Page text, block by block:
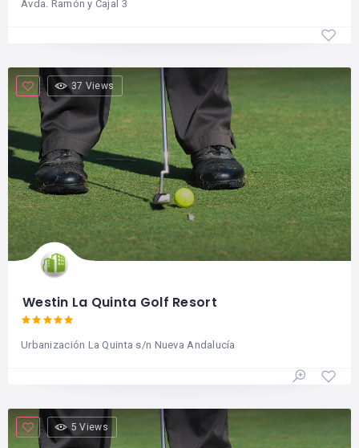
Avda. Ramón y Cajal 3
37 Views
Westin La Quinta Golf Resort
Urbanización La Quinta s/n Nueva Andalucía
5 Views